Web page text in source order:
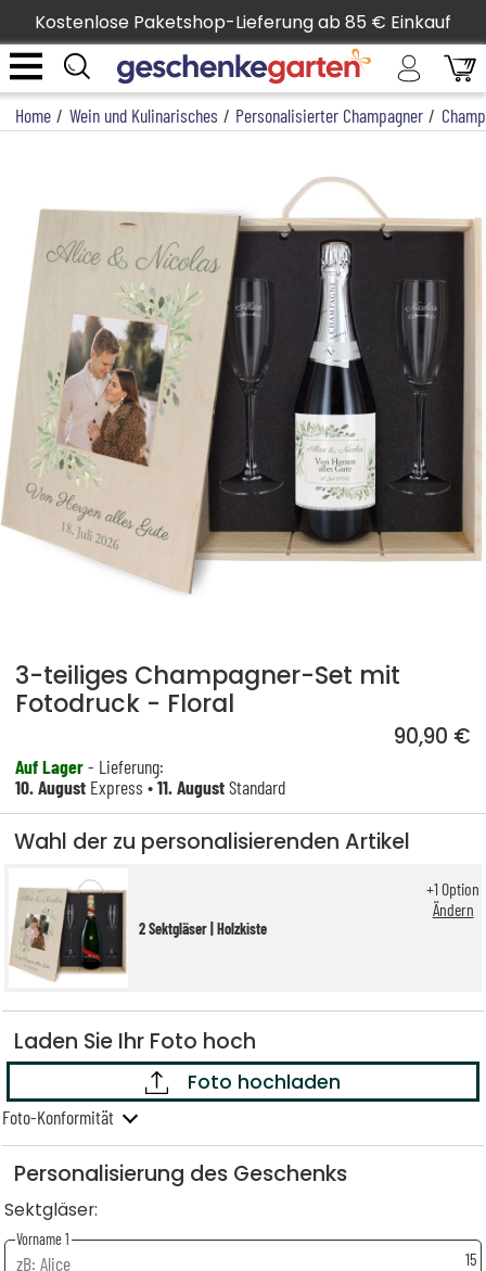
Kostenlose Paketshop-Lieferung ab 85 € Einkauf
Home / Wein und Kulinarisches / Personalisierter Champagner /
3-teiliges Champagner-Set mit
Fotodruck - Floral
90,90 €
Auf Lager- Lieferung:
10. August Express •11. AugustStandard
Wahl der zu personalisierenden Artikel
2 Sektgläser | Holzkiste
+1Option
Ändern
Laden Sie Ihr Foto hoch
Foto hochladen
Foto-Konformität
Personalisierung des Geschenks
Sektgläser:
Vorname 1
15